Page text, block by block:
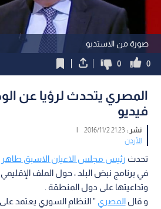
صورة من الاستديو
0
0
المصري يتحدث لرؤيا عن
فيديو
نشر :21:23 2016/11/2
|
الأردن
تحدث رئيس مجلس الاعيان الاسبق
في برنامج نبض البلد ، حول الملف
وتداعيتها على دول المنطقة .
و قالالمصري " النظام السوري يعتمد